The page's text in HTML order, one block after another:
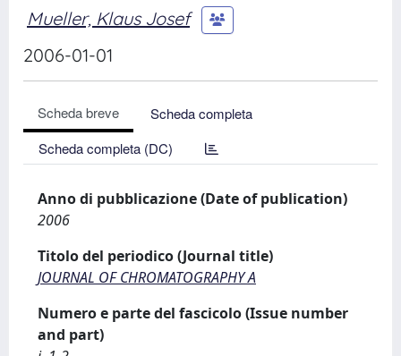
Mueller, Klaus Josef
2006-01-01
Scheda breve
Scheda completa
Scheda completa (DC)
Anno di pubblicazione (Date of publication)
2006
Titolo del periodico (Journal title)
JOURNAL OF CHROMATOGRAPHY A
Numero e parte del fascicolo (Issue number
and part)